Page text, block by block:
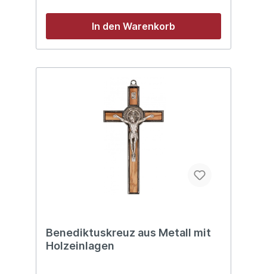
In den Warenkorb
Benediktuskreuz aus Metall mit
Holzeinlagen